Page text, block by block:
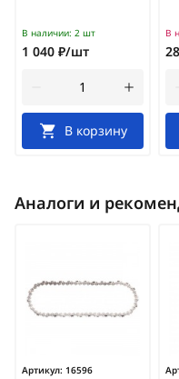
В наличии: 2 шт
1 040 ₽/шт
В корзину
В
Аналоги и
Артикул: 16596